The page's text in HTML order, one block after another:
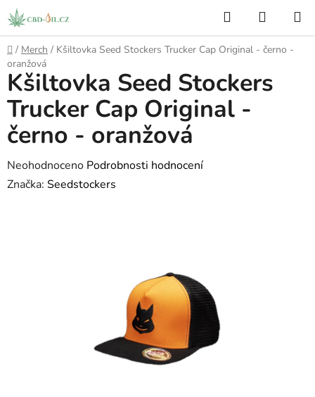
Přejít
na
obsah
Hledat
KOŠÍK
Domů
/ Merch / Kšiltovka Seed Stockers Trucker Cap Original - černo -
oranžová
Kšiltovka Seed Stockers
Trucker Cap Original -
černo - oranžová
Průměrné
hodnocení
Neohodnoceno Podrobnosti hodnocení
Značka: Seedstockers